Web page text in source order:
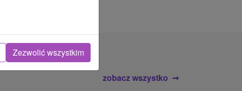
zobacz wszystko
Zezwolić wszystkim